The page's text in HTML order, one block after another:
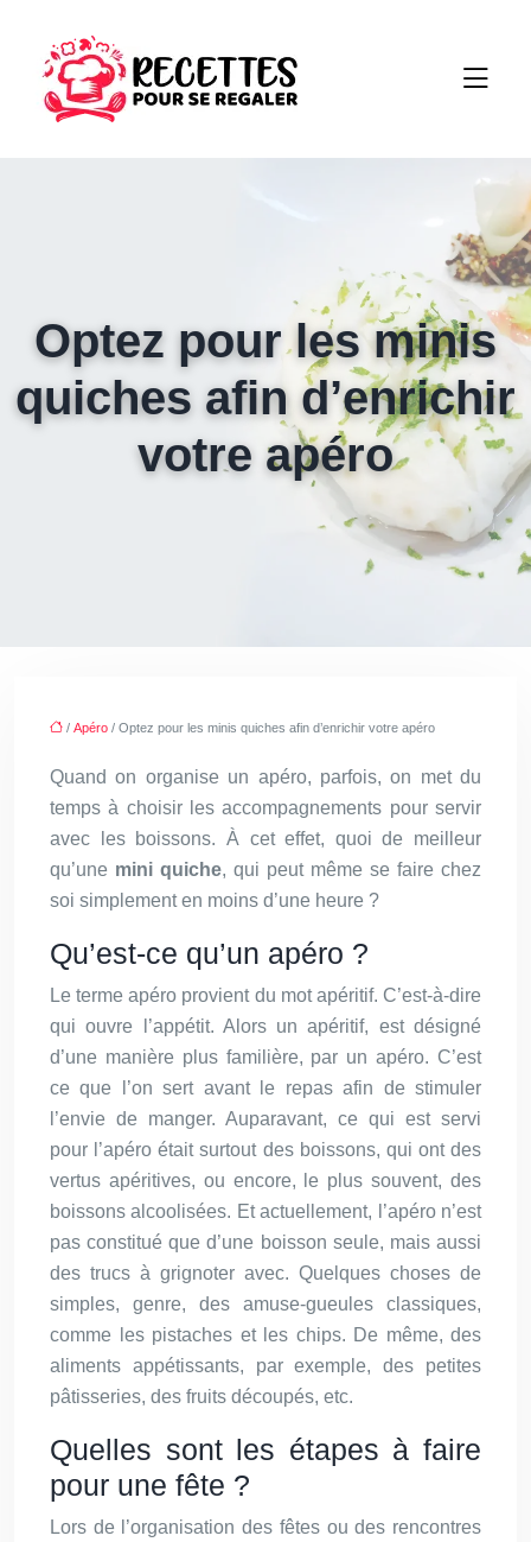
Optez pour les minis
quiches afin d’enrichir
votre apéro
/ Apéro / Optez pour les minis quiches afin d’enrichir votre apéro
Quand on organise un apéro, parfois, on met du
temps à choisir les accompagnements pour servir
avec les boissons. À cet effet, quoi de meilleur
qu’une mini quiche, qui peut même se faire chez
soi simplement en moins d’une heure ?
Qu’est-ce qu’un apéro ?
Le terme apéro provient du mot apéritif. C’est-à-dire
qui ouvre l’appétit. Alors un apéritif, est désigné
d’une manière plus familière, par un apéro. C’est
ce que l’on sert avant le repas afin de stimuler
l’envie de manger. Auparavant, ce qui est servi
pour l’apéro était surtout des boissons, qui ont des
vertus apéritives, ou encore, le plus souvent, des
boissons alcoolisées. Et actuellement, l’apéro n’est
pas constitué que d’une boisson seule, mais aussi
des trucs à grignoter avec. Quelques choses de
simples, genre, des amuse-gueules classiques,
comme les pistaches et les chips. De même, des
aliments appétissants, par exemple, des petites
pâtisseries, des fruits découpés, etc.
Quelles sont les étapes à faire
pour une fête ?
Lors de l’organisation des fêtes ou des rencontres